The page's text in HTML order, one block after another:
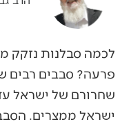
לכמה סבלנות נזקק
פרעה? סבבים רבים
שחרורם של ישראל
ישראל ממצרים.